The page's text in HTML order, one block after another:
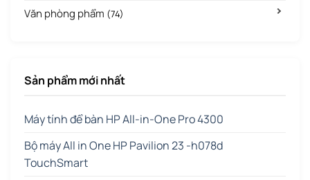
Văn phòng phẩm (74)
Sản phẩm mới nhất
Máy tính để bàn HP All-in-One Pro 4300
Bộ máy All in One HP Pavilion 23 -h078d
TouchSmart